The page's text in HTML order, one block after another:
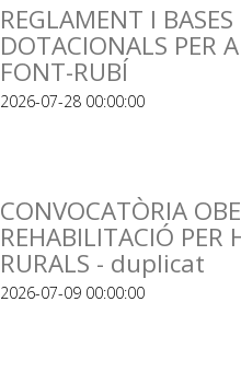
REGLAMENT I
DOTACIONALS PER
FONT-RUBÍ
2026-07-28 00:00:00
CONVOCATÒRIA
REHABILITACIÓ PER
RURALS - duplicat
2026-07-09 00:00:00